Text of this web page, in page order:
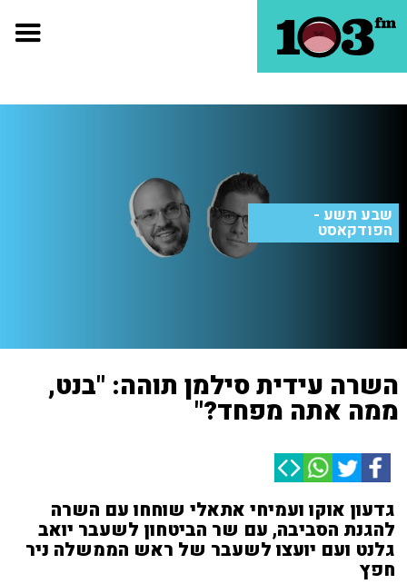
שבע תשע -
הפודקאסט
השרה עידית סילמן תוהה: "בנט,
ממה אתה מפחד?"
גדעון אוקו ועמיחי אתאלי שוחחו עם השרה
להגנת הסביבה, עם שר הביטחון לשעבר יואב
גלנט ועם יועצו לשעבר של ראש הממשלה ניר
חפץ